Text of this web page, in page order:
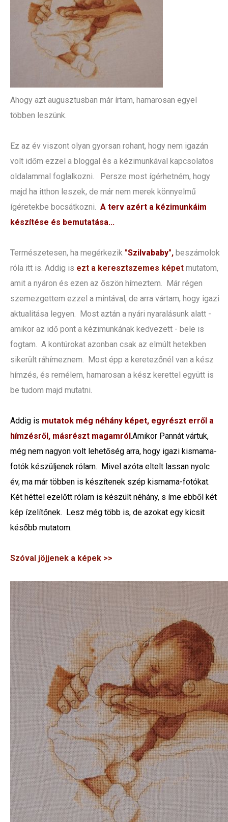
Ahogy azt augusztusban már írtam, hamarosan egyel
többen leszünk.
Ez az év viszont olyan gyorsan rohant, hogy nem igazán
volt időm ezzel a bloggal és a kézimunkával kapcsolatos
oldalammal foglalkozni. Persze most ígérhetném, hogy
majd ha itthon leszek, de már nem merek könnyelmű
ígéretekbe bocsátkozni. A terv azért a kézimunkáim
készítése és bemutatása...
Természetesen, ha megérkezik "Szilvababy", beszámolok
róla itt is. Addig is ezt a keresztszemes képet mutatom,
amit a nyáron és ezen az őszön hímeztem. Már régen
szemezgettem ezzel a mintával, de arra vártam, hogy igazi
aktualitása legyen. Most aztán a nyári nyaralásunk alatt -
amikor az idő pont a kézimunkának kedvezett - bele is
fogtam. A kontúrokat azonban csak az elmúlt hetekben
sikerült ráhímeznem. Most épp a keretezőnél van a kész
hímzés, és remélem, hamarosan a kész kerettel együtt is
be tudom majd mutatni.
Addig is mutatok még néhány képet, egyrészt erről a
hímzésről, másrészt magamról.Amikor Pannát vártuk,
még nem nagyon volt lehetőség arra, hogy igazi kismama-
fotók készüljenek rólam. Mivel azóta eltelt lassan nyolc
év, ma már többen is készítenek szép kismama-fotókat.
Két héttel ezelőtt rólam is készült néhány, s íme ebből két
kép ízelítőnek. Lesz még több is, de azokat egy kicsit
később mutatom.
Szóval jöjjenek a képek >>